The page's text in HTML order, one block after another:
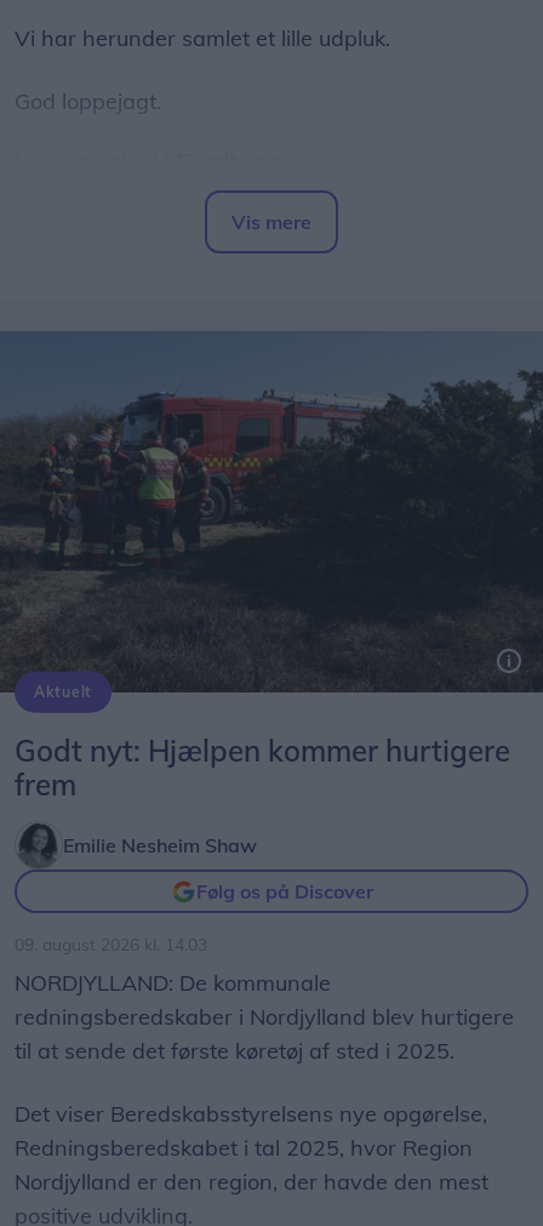
Vi har herunder samlet et lille udpluk.
God loppejagt.
Traditionen tro forvandles Fjordbyen den anden
lørdag i august til et stort og hyggeligt
Her kan du købe andres guld fra gemmerne, og du
Alle kan nemlig frit opstille salgsboder - såfremt at
genstande efterfølgende fjernes fra Fjordbyen, og
der ryddes op ved den pågældende stand.
Læs mere om regler og information om opstilling
af boder
Markedet finder sted klokken 10-16 i Fjordbyen
ved Vestbyen.
Markedsdag på Egholm
du med fordel tage færgen over til Egholm.
Her afholdes markedsdag ved Regnmildgaard for
tredje år i træk.
Her står øens beboere klar til at sælge
genbrugsguld, og du kan blandt andet forvente at
finde nips, legetøj, tøj, strik og hjemmelavede
lækkerier.
Markedet finder sted klokken 10-16.
Vis mere
Aktuelt
Godt nyt: Hjælpen kommer hurtigere
frem
Emilie Nesheim Shaw
Følg os på Discover
09. august 2026 kl. 14.03
NORDJYLLAND: De kommunale
redningsberedskaber i Nordjylland blev hurtigere
til at sende det første køretøj af sted i 2025.
Det viser Beredskabsstyrelsens nye opgørelse,
Redningsberedskabet i tal 2025, hvor Region
Nordjylland er den region, der havde den mest
positive udvikling.